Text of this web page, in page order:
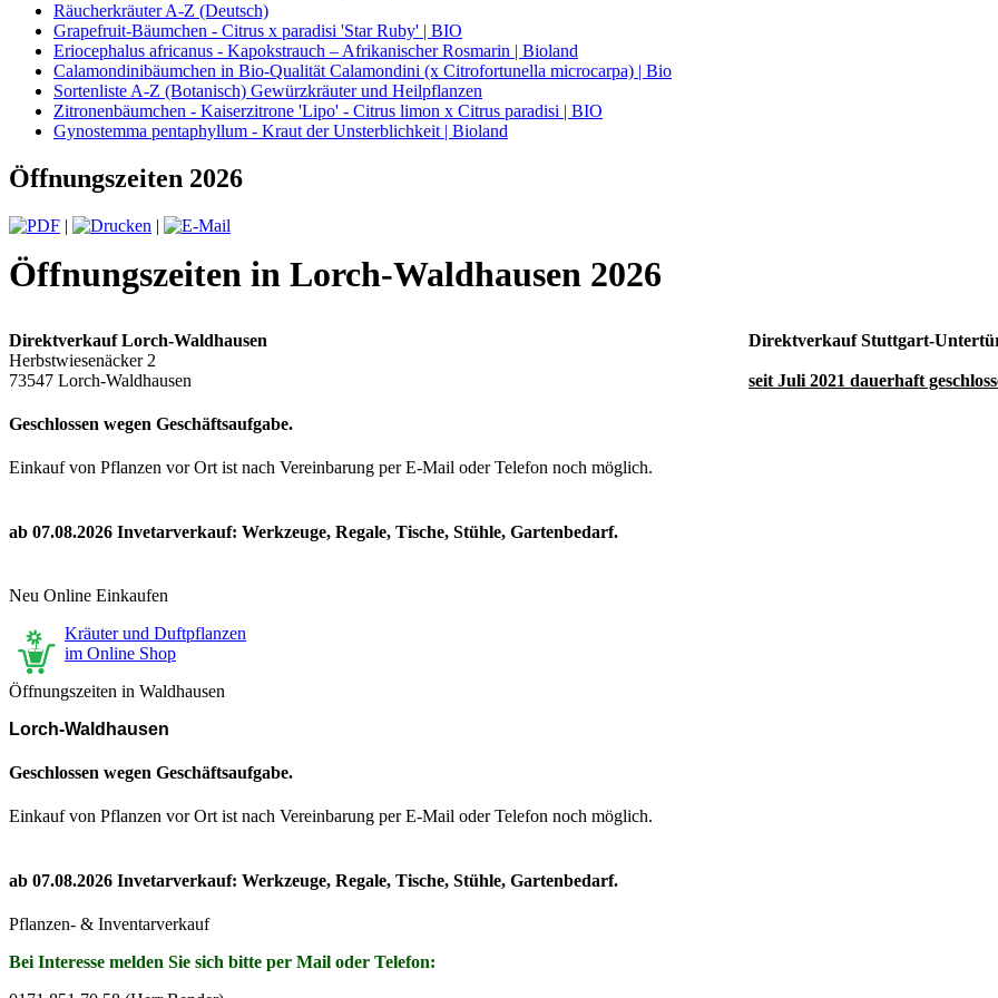
Räucherkräuter A-Z (Deutsch)
Grapefruit-Bäumchen - Citrus x paradisi 'Star Ruby' | BIO
Eriocephalus africanus - Kapokstrauch – Afrikanischer Rosmarin | Bioland
Calamondinibäumchen in Bio-Qualität Calamondini (x Citrofortunella microcarpa) | Bio
Sortenliste A-Z (Botanisch) Gewürzkräuter und Heilpflanzen
Zitronenbäumchen - Kaiserzitrone 'Lipo' - Citrus limon x Citrus paradisi | BIO
Gynostemma pentaphyllum - Kraut der Unsterblichkeit | Bioland
Öffnungszeiten 2026
| |
Öffnungszeiten in Lorch-Waldhausen 2026
Direktverkauf Lorch-Waldhausen
Herbstwiesenäcker 2
73547 Lorch-Waldhausen
Geschlossen wegen Geschäftsaufgabe.
Einkauf von Pflanzen vor Ort ist nach Vereinbarung per E-Mail oder Telefon noch möglich.
ab 07.08.2026 Invetarverkauf: Werkzeuge, Regale, Tische, Stühle, Gartenbedarf.
Direktverkauf Stuttgart-
seit Juli 2021 dauerhaft
Neu Online Einkaufen
Kräuter und Duftpflanzen
im Online Shop
Öffnungszeiten in Waldhausen
Lorch-Waldhausen
Geschlossen wegen Geschäftsaufgabe.
Einkauf von Pflanzen vor Ort ist nach Vereinbarung per E-Mail oder Telefon noch möglich.
ab 07.08.2026 Invetarverkauf: Werkzeuge, Regale, Tische, Stühle, Gartenbedarf.
Pflanzen- & Inventarverkauf
Bei Interesse melden Sie sich bitte per Mail oder Telefon: